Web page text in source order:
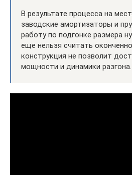
В результате процесса на
заводские амортизаторы и
работу по подгонке размера
еще нельзя считать
конструкция не позволит
мощности и динамики разгона.